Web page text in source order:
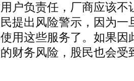
户负责任，厂商应该不
提出风险警示，因为
用这些服务了。如果因
财务风险，股民也会受